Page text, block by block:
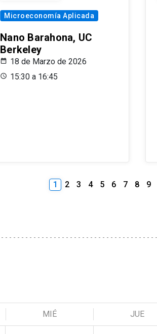
Microeconomía Aplicada
Nano Barahona, UC
Berkeley
18 de Marzo de 2026
15:30 a 16:45
1 2 3 4 5 6 7 8 9
MIÉ JUE